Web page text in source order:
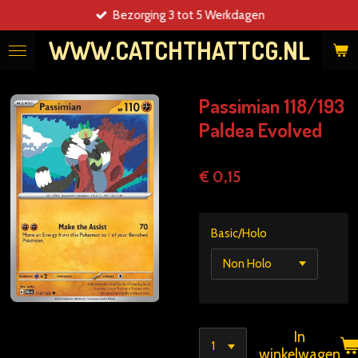
direct
naar
WWW.CATCHTHATTCG.NL
Bezorging 3 tot 5 Werkdagen
Passimian 118/193
Paldea Evolved
€ 0,15
Basic/Holo
In